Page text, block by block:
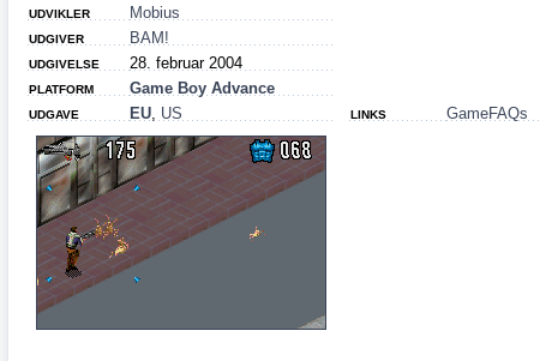
UDVIKLER Mobius
UDGIVER BAM!
UDGIVELSE 28. februar 2004
PLATFORM Game Boy Advance
UDGAVE EU, US LINKS GameFAQs